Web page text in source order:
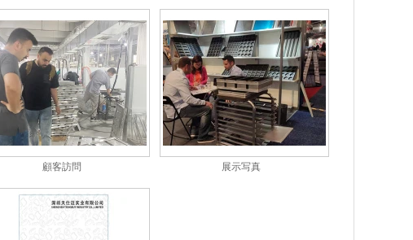
顧客訪問 展示写真